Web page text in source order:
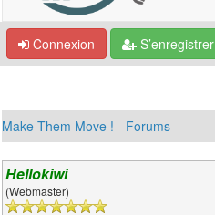
Connexion S’enregistrer
Make Them Move ! - Forums
Hellokiwi
(Webmaster)